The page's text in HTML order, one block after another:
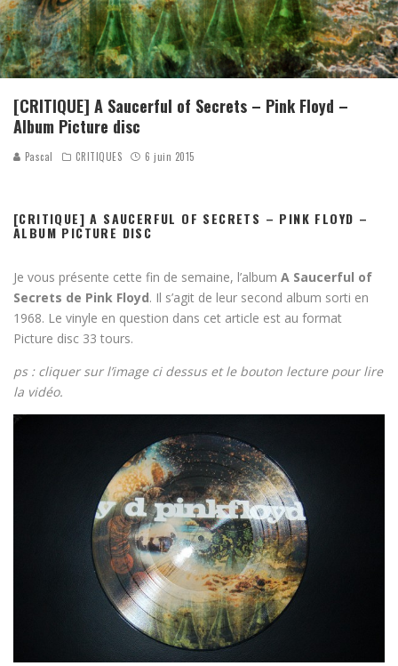
[CRITIQUE] A Saucerful of Secrets – Pink Floyd –
Album Picture disc
Pascal CRITIQUES 6 juin 2015
[CRITIQUE] A SAUCERFUL OF SECRETS – PINK FLOYD –
ALBUM PICTURE DISC
Je vous présente cette fin de semaine, l’album A Saucerful of
Secrets de Pink Floyd. Il s’agit de leur second album sorti en
1968. Le vinyle en question dans cet article est au format
Picture disc 33 tours.
ps : cliquer sur l’image ci dessus et le bouton lecture pour lire
la vidéo.